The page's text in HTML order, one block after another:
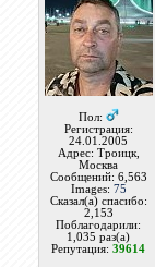
Пол:
Регистрация:
24.01.2005
Адрес: Троицк,
Москва
Сообщений: 6,563
Images: 75
Сказал(а) спасибо:
2,153
Поблагодарили:
1,035 раз(а)
Репутация:39614